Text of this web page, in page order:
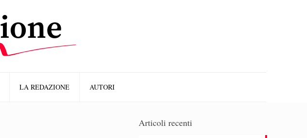
LA REDAZIONE AUTORI
Articoli recenti